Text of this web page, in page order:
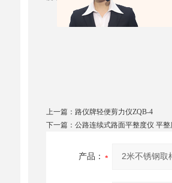
上一篇： 路仪牌轻便剪力仪ZQB-4
下一篇： 公路连续式路面平整度仪 平
产品：